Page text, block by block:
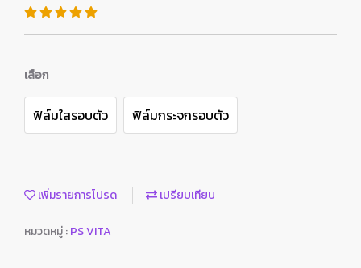
เลือก
ฟิล์มใสรอบตัว ฟิล์มกระจกรอบตัว
เพิ่มรายการโปรด เปรียบเทียบ
หมวดหมู่ :PS VITA